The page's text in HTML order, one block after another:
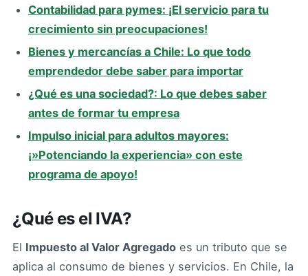
Contabilidad para pymes: ¡El servicio para tu
crecimiento sin preocupaciones!
Bienes y mercancías a Chile: Lo que todo
emprendedor debe saber para importar
¿Qué es una sociedad?: Lo que debes saber
antes de formar tu empresa
Impulso inicial para adultos mayores:
¡»Potenciando la experiencia» con este
programa de apoyo!
¿Qué es el IVA?
El Impuesto al Valor Agregado es un tributo que se
aplica al consumo de bienes y servicios. En Chile, la